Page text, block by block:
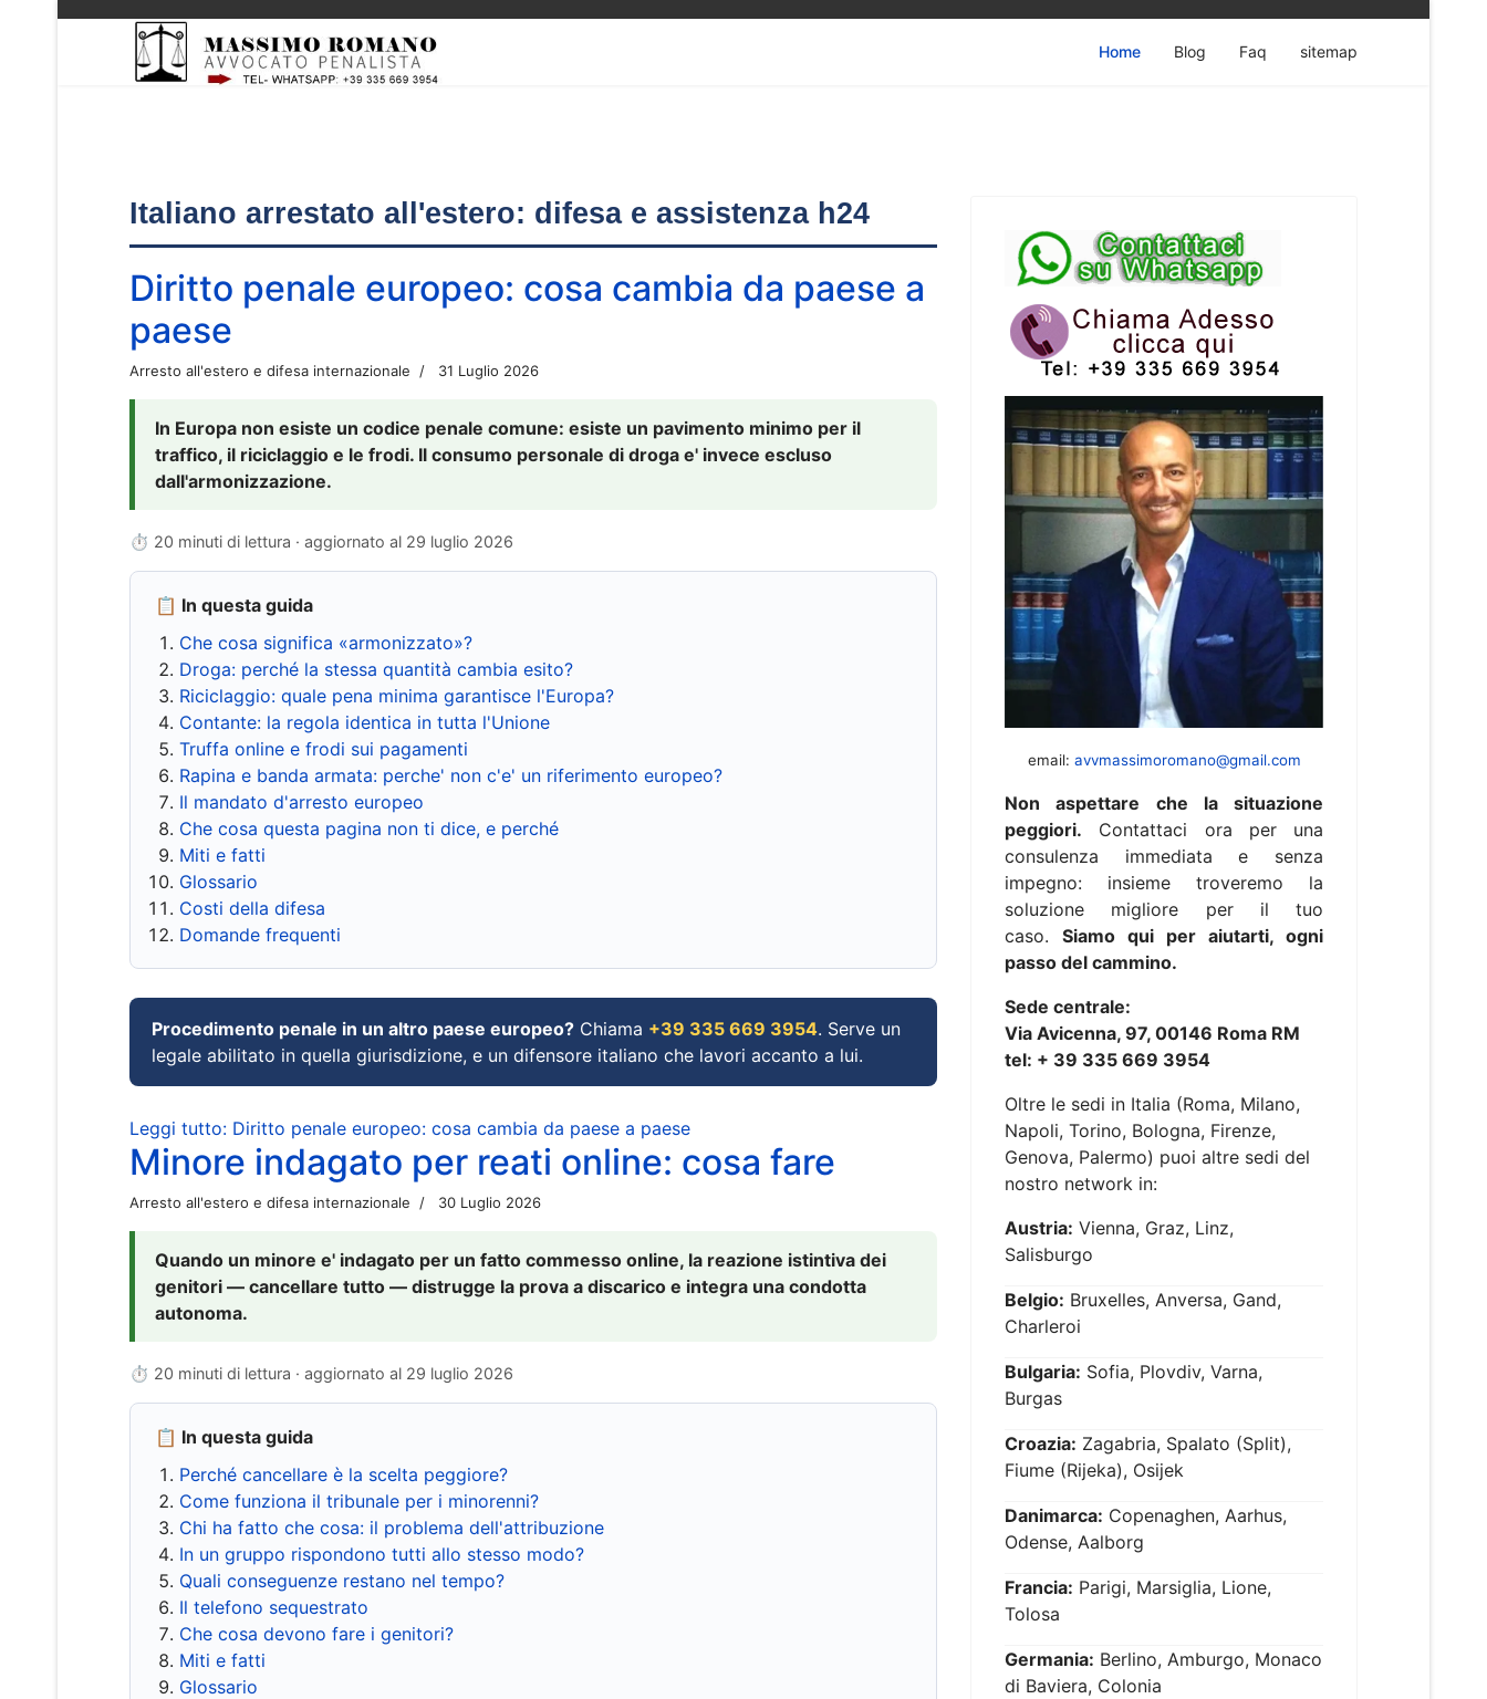
Home Blog Faq sitemap
Italiano arrestato all'estero: difesa e assistenza h24
Diritto penale europeo: cosa cambia da paese a
paese
Arresto all'estero e difesa internazionale 31 Luglio 2026
In Europa non esiste un codice penale comune: esiste un pavimento minimo per il
traffico, il riciclaggio e le frodi. Il consumo personale di droga e' invece escluso
dall'armonizzazione.
⏱ 20 minuti di lettura · aggiornato al 29 luglio 2026
📋 In questa guida
Che cosa significa «armonizzato»?
Droga: perché la stessa quantità cambia esito?
Riciclaggio: quale pena minima garantisce l'Europa?
Contante: la regola identica in tutta l'Unione
Truffa online e frodi sui pagamenti
Rapina e banda armata: perche' non c'e' un riferimento europeo?
Il mandato d'arresto europeo
Che cosa questa pagina non ti dice, e perché
Miti e fatti
Glossario
Costi della difesa
Domande frequenti
Procedimento penale in un altro paese europeo? Chiama +39 335 669 3954. Serve un
legale abilitato in quella giurisdizione, e un difensore italiano che lavori accanto a lui.
Leggi tutto: Diritto penale europeo: cosa cambia da paese a paese
Minore indagato per reati online: cosa fare
Arresto all'estero e difesa internazionale 30 Luglio 2026
Quando un minore e' indagato per un fatto commesso online, la reazione istintiva dei
genitori — cancellare tutto — distrugge la prova a discarico e integra una condotta
autonoma.
⏱ 20 minuti di lettura · aggiornato al 29 luglio 2026
📋 In questa guida
Perché cancellare è la scelta peggiore?
Come funziona il tribunale per i minorenni?
Chi ha fatto che cosa: il problema dell'attribuzione
In un gruppo rispondono tutti allo stesso modo?
Quali conseguenze restano nel tempo?
Il telefono sequestrato
Che cosa devono fare i genitori?
Miti e fatti
Glossario
email: avvmassimoromano@gmail.com
Non aspettare che la situazione
peggiori. Contattaci ora per una
consulenza immediata e senza
impegno: insieme troveremo la
soluzione migliore per il tuo
caso. Siamo qui per aiutarti, ogni
passo del cammino.
Sede centrale:
Via Avicenna, 97, 00146 Roma RM
tel: + 39 335 669 3954
Oltre le sedi in Italia (Roma, Milano,
Napoli, Torino, Bologna, Firenze,
Genova, Palermo) puoi altre sedi del
nostro network in:
Austria: Vienna, Graz, Linz,
Salisburgo
Belgio: Bruxelles, Anversa, Gand,
Charleroi
Bulgaria: Sofia, Plovdiv, Varna,
Burgas
Croazia: Zagabria, Spalato (Split),
Fiume (Rijeka), Osijek
Danimarca: Copenaghen, Aarhus,
Odense, Aalborg
Francia: Parigi, Marsiglia, Lione,
Tolosa
Germania: Berlino, Amburgo, Monaco
di Baviera, Colonia